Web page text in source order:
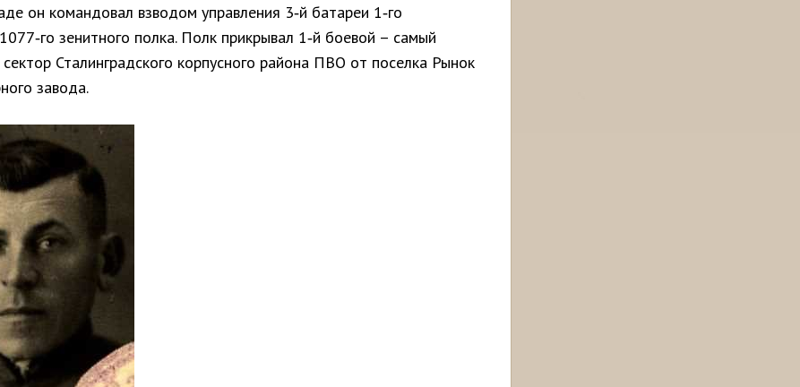
он командовал взводом управления 3‑й батареи 1‑го
зенитного полка. Полк прикрывал 1‑й боевой – самый
Сталинградского корпусного района ПВО от поселка Рынок
завода.